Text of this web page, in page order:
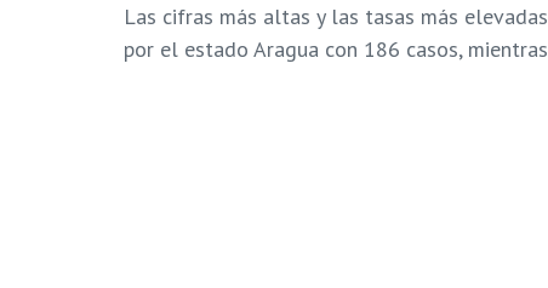
Las cifras más altas y las tasas más
por el estado Aragua con 186 casos,